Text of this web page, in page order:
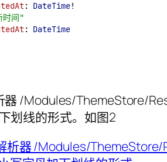
: DateTime!
时间"
: DateTime
器 /Modules/ThemeStore/
划线的形式。如图2